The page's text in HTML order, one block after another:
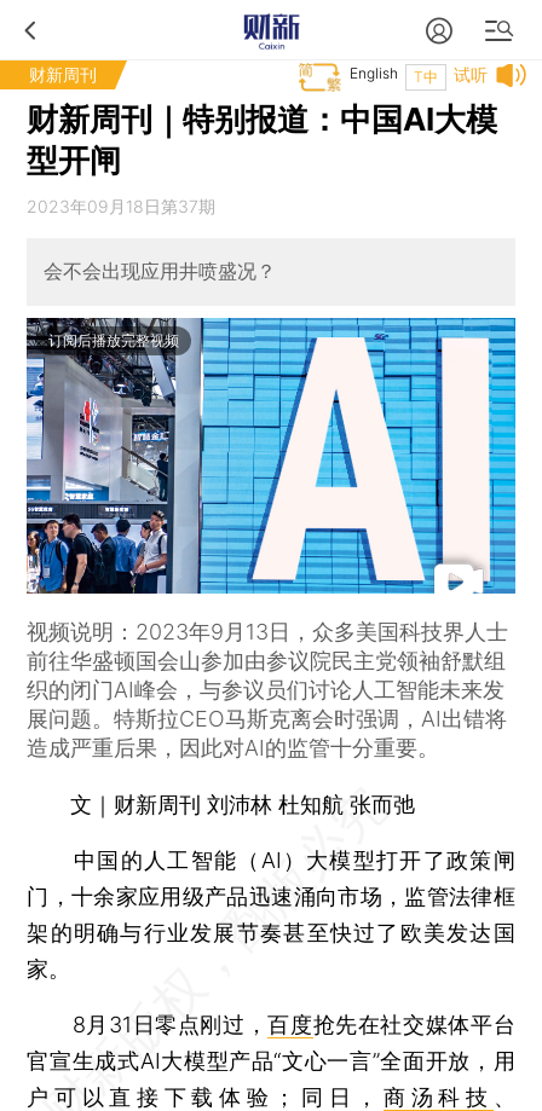
财新周刊 试听
T中
English
财新周刊｜特别报道：中国AI大模
型开闸
2023年09月18日第37期
会不会出现应用井喷盛况？
订阅后播放完整视频
视频说明：2023年9月13日，众多美国科技界人士
前往华盛顿国会山参加由参议院民主党领袖舒默组
织的闭门AI峰会，与参议员们讨论人工智能未来发
展问题。特斯拉CEO马斯克离会时强调，AI出错将
造成严重后果，因此对AI的监管十分重要。
文｜财新周刊 刘沛林 杜知航 张而弛
中国的人工智能（AI）大模型打开了政策闸
门，十余家应用级产品迅速涌向市场，监管法律框
架的明确与行业发展节奏甚至快过了欧美发达国
家。
8月31日零点刚过，百度抢先在社交媒体平台
官宣生成式AI大模型产品“文心一言”全面开放，用
户可以直接下载体验；同日， 商汤科技 、